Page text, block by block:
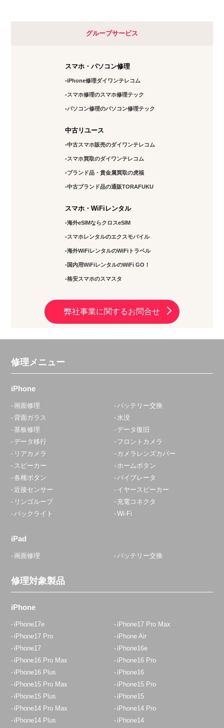
グループサービス
スマホ・パソコン修理
iPhone修理ダイワンテレコム
スマホ修理のスマホ修理テック
パソコン修理のパソコン修理テック
中古リユース
中古スマホ販売のダイワンテレコム
スマホ買取のダイワンテレコム
ブランド品・貴金属買取の虎福
中古ブランド品の通販TORAFUKU
スマホ・WiFiレンタル
海外eSIMならクロスeSIM
スマホレンタルのエクスモバイル
海外WiFiレンタルのWiFiトラベル
国内用WiFiレンタルのWiFi GO！
格安スマホのスマスタ
弊社事業に関するお問合せ
修理メニュー
iPhone
画面修理
バッテリー交換
背面ガラス
水没
基板修理
データ復旧
データ移行
フロントカメラ
リアカメラ
カメラレンズカバー
スピーカー
ホームボタン
各種ボタン
バイブレータ
近接センサー
イヤースピーカー
リンゴループ
充電コネクタ
バックライト
Wi-Fi
iPad
画面修理 バッテリー交換
修理対象製品
iPhone
iPhone17e
iPhone17 Pro Max
iPhone17 Pro
iPhone Air
iPhone17
iPhone16e
iPhone16 Pro Max
iPhone16 Pro
iPhone16 Plus
iPhone16
iPhone15 Pro Max
iPhone15 Pro
iPhone15 Plus
iPhone15
iPhone14 Pro Max
iPhone14 Pro
iPhone14 Plus
iPhone14